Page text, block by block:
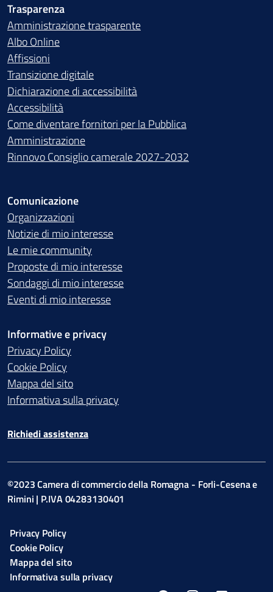
Trasparenza
Amministrazione trasparente
Albo Online
Affissioni
Transizione digitale
Dichiarazione di accessibilità
Accessibilità
Come diventare fornitori per la Pubblica
Amministrazione
Rinnovo Consiglio camerale 2027-2032
Comunicazione
Organizzazioni
Notizie di mio interesse
Le mie community
Proposte di mio interesse
Sondaggi di mio interesse
Eventi di mio interesse
Informative e privacy
Privacy Policy
Cookie Policy
Mappa del sito
Informativa sulla privacy
Richiedi assistenza
©2023 Camera di commercio della Romagna - Forli-Cesena e
Rimini | P.IVA 04283130401
Privacy Policy
Cookie Policy
Mappa del sito
Informativa sulla privacy